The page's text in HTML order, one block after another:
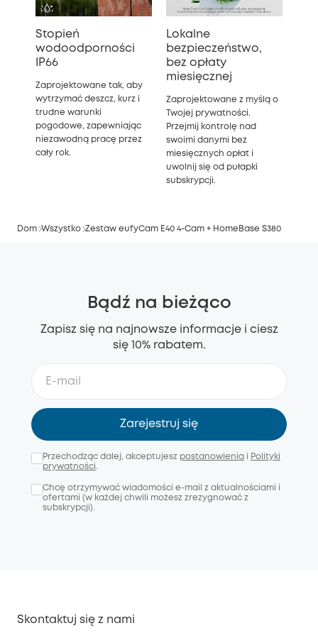
Stopień
wodoodporności
IP66
Zaprojektowane tak, aby
wytrzymać deszcz, kurz i
trudne warunki
pogodowe, zapewniając
niezawodną pracę przez
cały rok.
Lokalne
bezpieczeństwo,
bez opłaty
miesięcznej
Zaprojektowane z myślą o
Twojej prywatności.
Przejmij kontrolę nad
swoimi danymi bez
miesięcznych opłat i
uwolnij się od pułapki
subskrypcji.
Dom Wszystko Zestaw eufyCam E40 4-Cam + HomeBase S380
Bądź na bieżąco
Zapisz się na najnowsze informacje i ciesz
się 10% rabatem.
Zarejestruj się
Przechodząc dalej, akceptujesz postanowienia i Polityki
prywatności.
Chcę otrzymywać wiadomości e-mail z aktualnościami i
ofertami (w każdej chwili możesz zrezygnować z
subskrypcji).
Skontaktuj się z nami